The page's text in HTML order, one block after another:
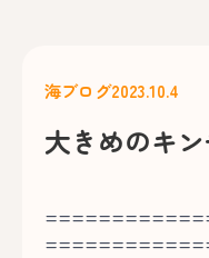
海ブログ2023.10.4
大きめのキ